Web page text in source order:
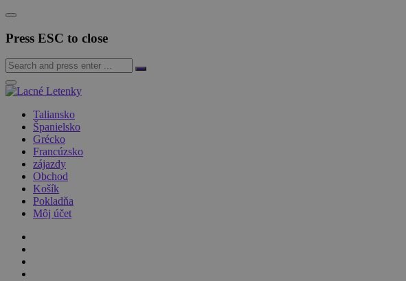
Press ESC to close
Taliansko
Španielsko
Grécko
Francúzsko
zájazdy
Obchod
Košík
Pokladňa
Môj účet